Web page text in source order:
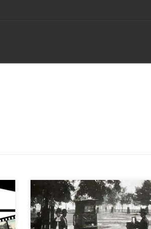
Сегодня многим трудно
представить, что раньше не
было такой привычной для нас